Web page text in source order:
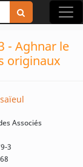
- Aghnar le
originaux
Associés
3
68